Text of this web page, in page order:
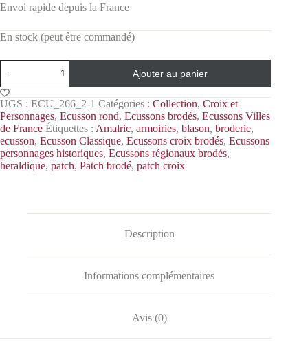
Envoi rapide depuis la France
En stock (peut être commandé)
Ajouter au panier
UGS : ECU_266_2-1 Catégories : Collection, Croix et
Personnages, Ecusson rond, Ecussons brodés, Ecussons Villes
de France Étiquettes : Amalric, armoiries, blason, broderie,
ecusson, Ecusson Classique, Ecussons croix brodés, Ecussons
personnages historiques, Ecussons régionaux brodés,
heraldique, patch, Patch brodé, patch croix
Description
Informations complémentaires
Avis (0)